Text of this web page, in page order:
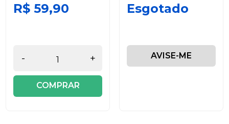
R$ 59,90
- +
COMPRAR
Esgotado
AVISE-ME